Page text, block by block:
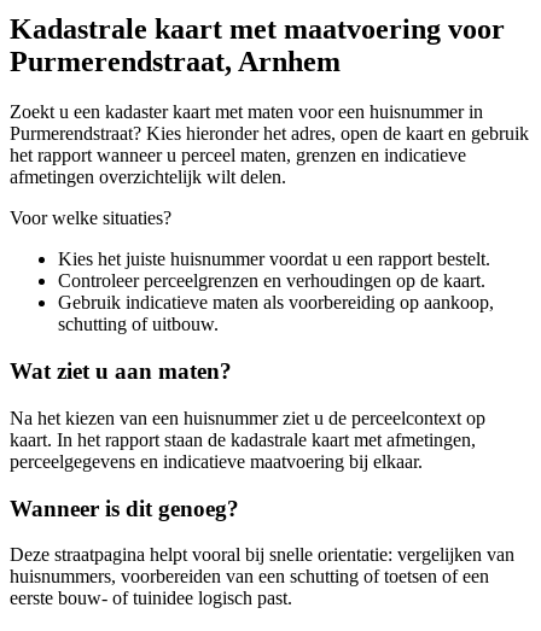
Kadastrale kaart met maatvoering voor
Purmerendstraat, Arnhem
Zoekt u een kadaster kaart met maten voor een huisnummer in
Purmerendstraat? Kies hieronder het adres, open de kaart en gebruik
het rapport wanneer u perceel maten, grenzen en indicatieve
afmetingen overzichtelijk wilt delen.
Voor welke situaties?
Kies het juiste huisnummer voordat u een rapport bestelt.
Controleer perceelgrenzen en verhoudingen op de kaart.
Gebruik indicatieve maten als voorbereiding op aankoop,
schutting of uitbouw.
Wat ziet u aan maten?
Na het kiezen van een huisnummer ziet u de perceelcontext op
kaart. In het rapport staan de kadastrale kaart met afmetingen,
perceelgegevens en indicatieve maatvoering bij elkaar.
Wanneer is dit genoeg?
Deze straatpagina helpt vooral bij snelle orientatie: vergelijken van
huisnummers, voorbereiden van een schutting of toetsen of een
eerste bouw- of tuinidee logisch past.